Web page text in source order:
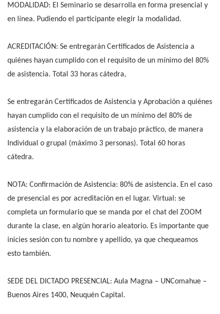
MODALIDAD: El Seminario se desarrolla en forma presencial y
en línea. Pudiendo el participante elegir la modalidad.
ACREDITACIÓN: Se entregarán Certificados de Asistencia a
quiénes hayan cumplido con el requisito de un mínimo del 80%
de asistencia. Total 33 horas cátedra,
Se entregarán Certificados de Asistencia y Aprobación a quiénes
hayan cumplido con el requisito de un mínimo del 80% de
asistencia y la elaboración de un trabajo práctico, de manera
Individual o grupal (máximo 3 personas). Total 60 horas
cátedra.
NOTA: Confirmación de Asistencia: 80% de asistencia. En el caso
de presencial es por acreditación en el lugar. Virtual: se
completa un formulario que se manda por el chat del ZOOM
durante la clase, en algún horario aleatorio. Es importante que
inicies sesión con tu nombre y apellido, ya que chequeamos
esto también.
SEDE DEL DICTADO PRESENCIAL: Aula Magna – UNComahue –
Buenos Aires 1400, Neuquén Capital.